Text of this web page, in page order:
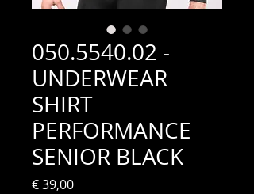
050.5540.02 -
UNDERWEAR
SHIRT
PERFORMANCE
SENIOR BLACK
€ 39,00Prijs